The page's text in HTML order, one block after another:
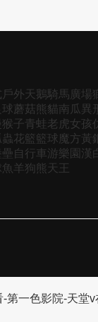
戶外 天鵝 騎馬 廣場
球 蘑菇 熊貓 南瓜 異
猴子 青蛙老虎女孩
花籃 籃球 魔方 黃
自行車游樂園 漢
魚 羊狗 熊 天王
一色影院-天